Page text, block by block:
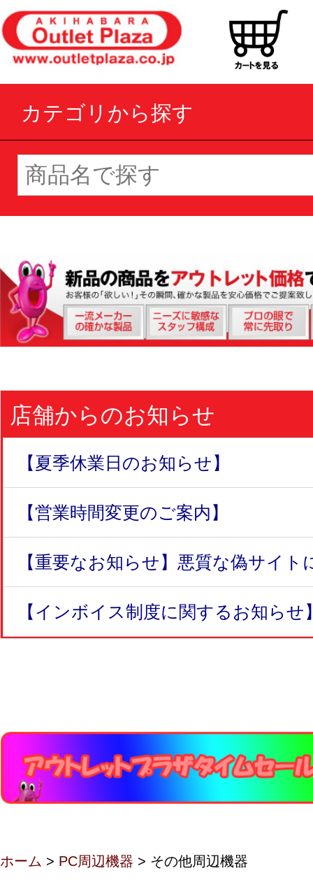
カテゴリから探す
店舗からのお知らせ
【夏季休業日のお知らせ】
【営業時間変更のご案内】
【重要なお知らせ】悪質な偽サイト
【インボイス制度に関するお知らせ
ホーム > PC周辺機器 > その他周辺機器